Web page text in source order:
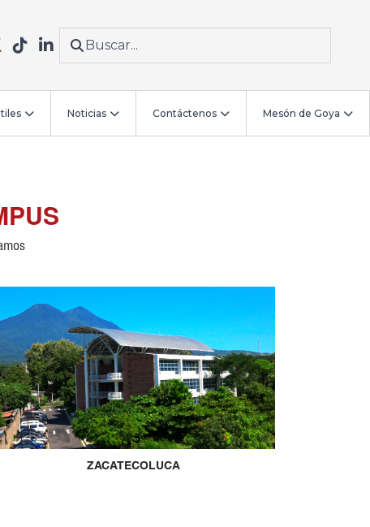
Noticias Contáctenos Mesón de Goya
ZACATECOLUCA